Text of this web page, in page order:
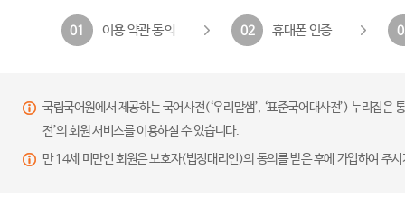
01 이용 약관 동의 02 휴대폰 인증
국립국어원에서 제공하는 국어사전(‘우리말샘’, ‘표준국어대사전’) 누리집
전’의 회원 서비스를 이용하실 수 있습니다.
만 14세 미만인 회원은 보호자(법정대리인)의 동의를 받은 후에 가입하여 주